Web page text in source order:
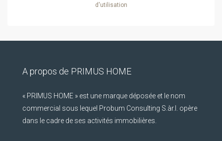
d'utilisation
A propos de PRIMUS HOME
« PRIMUS HOME » est une marque déposée et le nom
commercial sous lequel Probum Consulting S.àr.l. opère
dans le cadre de ses activités immobilières.